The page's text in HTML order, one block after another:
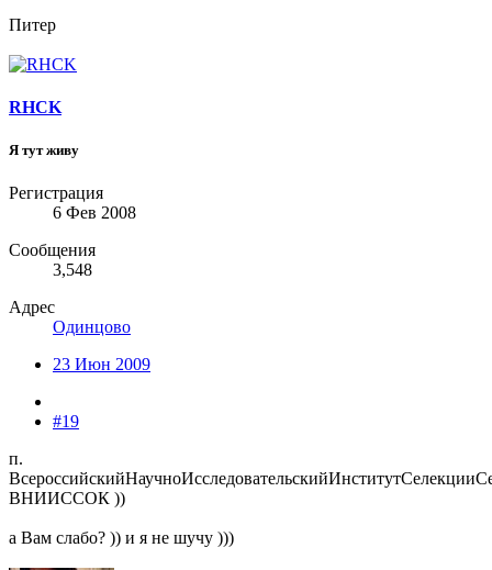
Питер
RHCK
Я тут живу
Регистрация
6 Фев 2008
Сообщения
3,548
Адрес
Одинцово
23 Июн 2009
#19
п.
ВНИИССОК ))
а Вам слабо? )) и я не шучу )))